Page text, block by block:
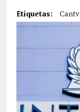
Etiquetas: Cantv